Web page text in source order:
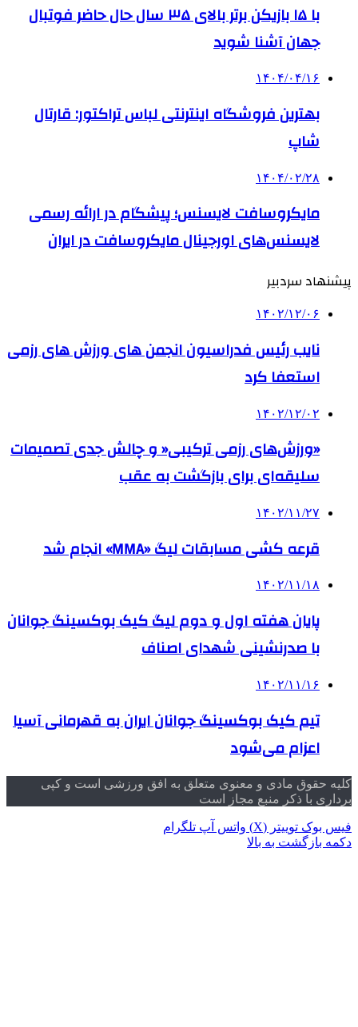
با ۱۵ بازیکن برتر بالای ۳۵ سال حال حاضر فوتبال
جهان آشنا شوید
۱۴۰۴/۰۴/۱۶
بهترین فروشگاه اینترنتی لباس تراکتور: قارتال
شاپ
۱۴۰۴/۰۲/۲۸
مایکروسافت لایسنس؛ پیشگام در ارائه رسمی
لایسنس‌های اورجینال مایکروسافت در ایران
پیشنهاد سردبیر
۱۴۰۲/۱۲/۰۶
نایب رئیس فدراسیون انجمن های ورزش های رزمی
استعفا کرد
۱۴۰۲/۱۲/۰۲
«ورزش‌های رزمی ترکیبی« و چالش جدی تصمیمات
سلیقه‌ای برای بازگشت به عقب
۱۴۰۲/۱۱/۲۷
قرعه کشی مسابقات لیگ «MMA» انجام شد
۱۴۰۲/۱۱/۱۸
پایان هفته اول و دوم لیگ کیک بوکسینگ جوانان
با صدرنشینی شهدای اصناف
۱۴۰۲/۱۱/۱۶
تیم کیک بوکسینگ جوانان ایران به قهرمانی آسیا
اعزام می‌شود
کلیه حقوق مادی و معنوی متعلق به افق ورزشی است و کپی
برداری با ذکر منبع مجاز است
فیس بوک توییتر (X) واتس آپ تلگرام
دکمه بازگشت به بالا